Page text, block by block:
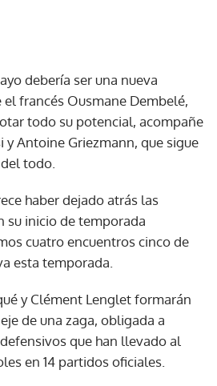
debería ser una nueva
francés Ousmane Dembelé,
todo su potencial, acompañe
y Antoine Griezmann, que sigue
todo.
haber dejado atrás las
su inicio de temporada
cuatro encuentros cinco de
esta temporada.
y Clément Lenglet formarán
de una zaga, obligada a
que han llevado al
en 14 partidos oficiales.